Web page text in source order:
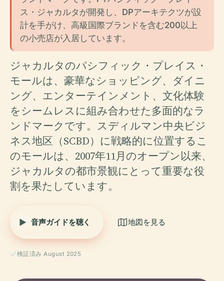
ス・ジャカルタが開発し、DPアーキテクツが設
計を手がけ、高級国際ブランドを含む200以上
の小売店が入居しています。
ジャカルタのパシフィック・プレイス・
モールは、豪華なショッピング、ダイニ
ング、エンターテインメント、文化体験
をシームレスに組み合わせた多面的なラ
ンドマークです。スディルマン中央ビジ
ネス地区（SCBD）に戦略的に位置するこ
のモールは、2007年11月のオープン以来、
ジャカルタの都市景観にとって重要な役
割を果たしています。
音声ガイドを聴く 地図を見る
検証済み August 2025